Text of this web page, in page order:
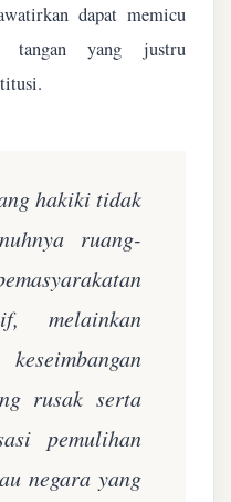
dapat memicu
tangan yang justru
hakiki tidak
ruang-
melainkan
rusak serta
pemulihan
negara yang